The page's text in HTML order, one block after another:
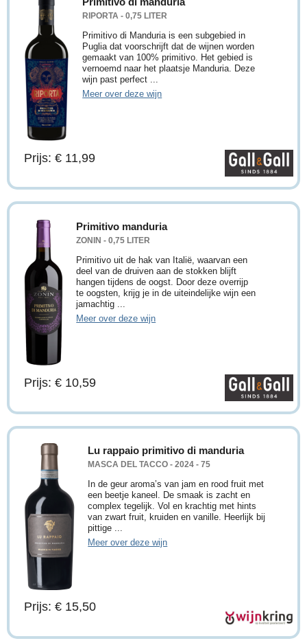
RIPORTA - 0,75 LITER
Primitivo di Manduria is een subgebied in
Puglia dat voorschrijft dat de wijnen worden
gemaakt van 100% primitivo. Het gebied is
vernoemd naar het plaatsje Manduria. Deze
wijn past perfect ...
Meer over deze wijn
Prijs: € 11,99
Primitivo manduria
ZONIN - 0,75 LITER
Primitivo uit de hak van Italië, waarvan een
deel van de druiven aan de stokken blijft
hangen tijdens de oogst. Door deze overrijp
te oogsten, krijg je in de uiteindelijke wijn een
jamachtig ...
Meer over deze wijn
Prijs: € 10,59
Lu rappaio primitivo di manduria
MASCA DEL TACCO - 2024 - 75
In de geur aroma’s van jam en rood fruit met
een beetje kaneel. De smaak is zacht en
complex tegelijk. Vol en krachtig met hints
van zwart fruit, kruiden en vanille. Heerlijk bij
pittige ...
Meer over deze wijn
Prijs: € 15,50